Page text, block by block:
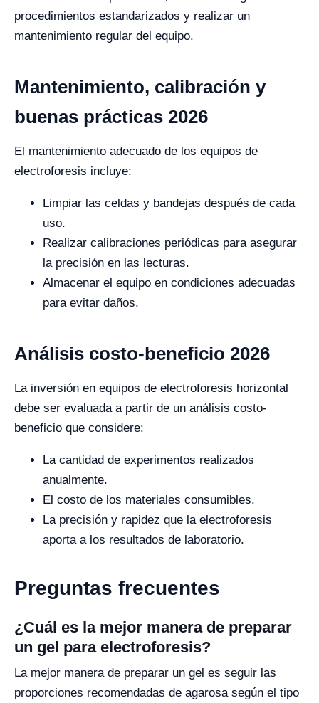
procedimientos estandarizados y realizar un
mantenimiento regular del equipo.
Mantenimiento, calibración y
buenas prácticas 2026
El mantenimiento adecuado de los equipos de
electroforesis incluye:
Limpiar las celdas y bandejas después de cada
uso.
Realizar calibraciones periódicas para asegurar
la precisión en las lecturas.
Almacenar el equipo en condiciones adecuadas
para evitar daños.
Análisis costo-beneficio 2026
La inversión en equipos de electroforesis horizontal
debe ser evaluada a partir de un análisis costo-
beneficio que considere:
La cantidad de experimentos realizados
anualmente.
El costo de los materiales consumibles.
La precisión y rapidez que la electroforesis
aporta a los resultados de laboratorio.
Preguntas frecuentes
¿Cuál es la mejor manera de preparar
un gel para electroforesis?
La mejor manera de preparar un gel es seguir las
proporciones recomendadas de agarosa según el tipo